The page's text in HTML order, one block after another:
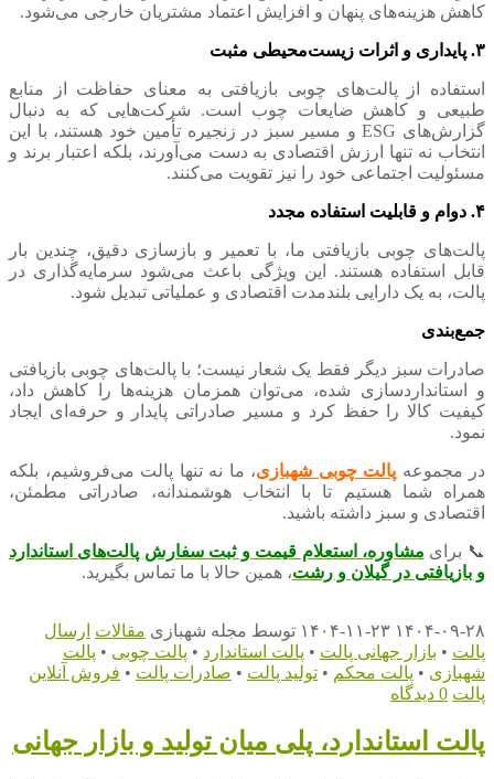
کاهش هزینه‌های پنهان و افزایش اعتماد مشتریان خارجی می‌شود.
۳. پایداری و اثرات زیست‌محیطی مثبت
استفاده از پالت‌های چوبی بازیافتی به معنای حفاظت از منابع
طبیعی و کاهش ضایعات چوب است. شرکت‌هایی که به دنبال
گزارش‌های ESG و مسیر سبز در زنجیره تأمین خود هستند، با این
انتخاب نه تنها ارزش اقتصادی به دست می‌آورند، بلکه اعتبار برند و
مسئولیت اجتماعی خود را نیز تقویت می‌کنند.
۴. دوام و قابلیت استفاده مجدد
پالت‌های چوبی بازیافتی ما، با تعمیر و بازسازی دقیق، چندین بار
قابل استفاده هستند. این ویژگی باعث می‌شود سرمایه‌گذاری در
پالت، به یک دارایی بلندمدت اقتصادی و عملیاتی تبدیل شود.
جمع‌بندی
صادرات سبز دیگر فقط یک شعار نیست؛ با پالت‌های چوبی بازیافتی
و استانداردسازی شده، می‌توان همزمان هزینه‌ها را کاهش داد،
کیفیت کالا را حفظ کرد و مسیر صادراتی پایدار و حرفه‌ای ایجاد
نمود.
در مجموعه پالت چوبی شهبازی، ما نه تنها پالت می‌فروشیم، بلکه
همراه شما هستیم تا با انتخاب هوشمندانه، صادراتی مطمئن،
اقتصادی و سبز داشته باشید.
📞 برای مشاوره، استعلام قیمت و ثبت سفارش پالت‌های استاندارد
و بازیافتی در گیلان و رشت، همین حالا با ما تماس بگیرید.
۱۴۰۴-۰۹-۲۸ ۱۴۰۴-۱۱-۲۳ توسط مجله شهبازی مقالات ارسال
پالت • بازار جهانی پالت • پالت استاندارد • پالت چوبی • پالت
شهبازی • پالت محکم • تولید پالت • صادرات پالت • فروش آنلاین
پالت 0 دیدگاه
پالت استاندارد، پلی میان تولید و بازار جهانی